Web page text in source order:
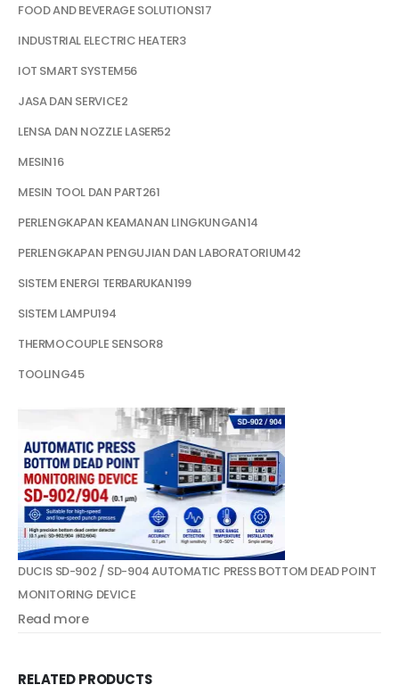
FOOD AND BEVERAGE SOLUTIONS17
INDUSTRIAL ELECTRIC HEATER3
IOT SMART SYSTEM56
JASA DAN SERVICE2
LENSA DAN NOZZLE LASER52
MESIN16
MESIN TOOL DAN PART261
PERLENGKAPAN KEAMANAN LINGKUNGAN14
PERLENGKAPAN PENGUJIAN DAN LABORATORIUM42
SISTEM ENERGI TERBARUKAN199
SISTEM LAMPU194
THERMOCOUPLE SENSOR8
TOOLING45
DUCIS SD-902 / SD-904 AUTOMATIC PRESS BOTTOM DEAD POINT
MONITORING DEVICE
Read more
RELATED PRODUCTS